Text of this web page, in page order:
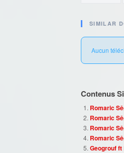
SIMILAR
Aucun
Contenus
Romaric
Romaric
Romaric
Romaric
Geogrouf ft